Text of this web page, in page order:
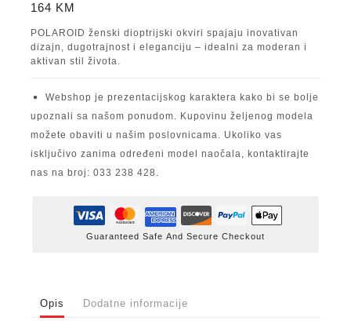
164 KM
POLAROID ženski dioptrijski okviri spajaju inovativan
dizajn, dugotrajnost i eleganciju – idealni za moderan i
aktivan stil života.
Webshop je prezentacijskog karaktera kako bi se bolje
upoznali sa našom ponudom. Kupovinu željenog modela
možete obaviti u našim poslovnicama. Ukoliko vas
isključivo zanima određeni model naočala, kontaktirajte
nas na broj: 033 238 428.
Guaranteed Safe And Secure Checkout
Opis Dodatne informacije